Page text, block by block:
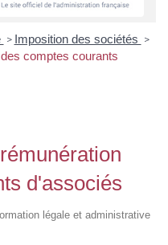
> Imposition des sociétés >
comptes courants
d'associés
légale et administrative